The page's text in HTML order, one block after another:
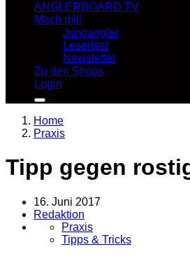
ANGLERBOARD TV
Mach mit!
Jungangler
Lesertest
Newsletter
Zu den Shops
Login
Home
Praxis
Tipp gegen
16. Juni 2017
Redaktion
Praxis
Tipps & Tricks